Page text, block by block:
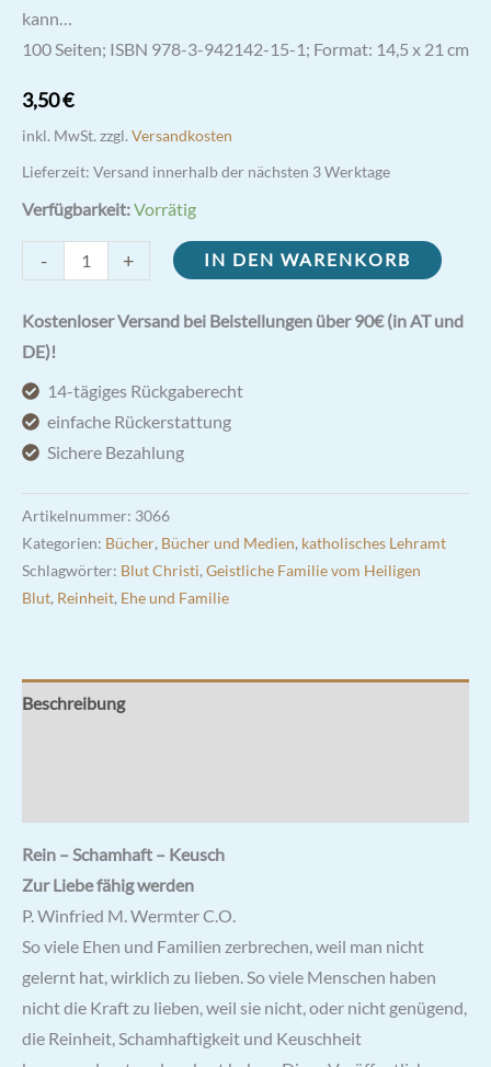
kann…
100 Seiten; ISBN 978-3-942142-15-1; Format: 14,5 x 21 cm
3,50€
inkl. MwSt. zzgl. Versandkosten
Lieferzeit: Versand innerhalb der nächsten 3 Werktage
Verfügbarkeit:Vorrätig
-
Schamhaft
und
Keusch
zur
Liebe
werden
+ IN DEN WARENKORB
Kostenloser Versand bei Beistellungen über 90€ (in AT und
DE)!
14-tägiges Rückgaberecht
einfache Rückerstattung
Sichere Bezahlung
Artikelnummer: 3066
Kategorien: Bücher, Bücher und Medien, katholisches Lehramt
Schlagwörter: Blut Christi, Geistliche Familie vom Heiligen
Blut, Reinheit, Ehe und Familie
Beschreibung
Rein – Schamhaft – Keusch
Zur Liebe fähig werden
P. Winfried M. Wermter C.O.
So viele Ehen und Familien zerbrechen, weil man nicht
gelernt hat, wirklich zu lieben. So viele Menschen haben
nicht die Kraft zu lieben, weil sie nicht, oder nicht genügend,
die Reinheit, Schamhaftigkeit und Keuschheit